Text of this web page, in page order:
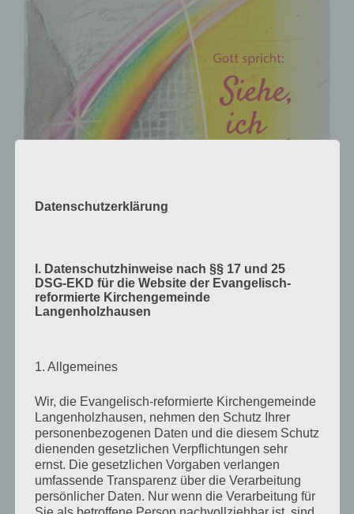
Verlag am Birnbach
KALENDER
Veranstaltungen im Januar 2026
Mo Montag
DiDienstag
MiMittwoch
DoDonnerstag
FrFreitag
Sa Samstag
So
Datenschutzerklärung
I. Datenschutzhinweise nach §§ 17 und 25
DSG-EKD für die Website der Evangelisch-
reformierte Kirchengemeinde
Langenholzhausen
1. Allgemeines
Wir, die Evangelisch-reformierte Kirchengemeinde
Langenholzhausen, nehmen den Schutz Ihrer
personenbezogenen Daten und die diesem Schutz
dienenden gesetzlichen Verpflichtungen sehr
ernst. Die gesetzlichen Vorgaben verlangen
umfassende Transparenz über die Verarbeitung
persönlicher Daten. Nur wenn die Verarbeitung für